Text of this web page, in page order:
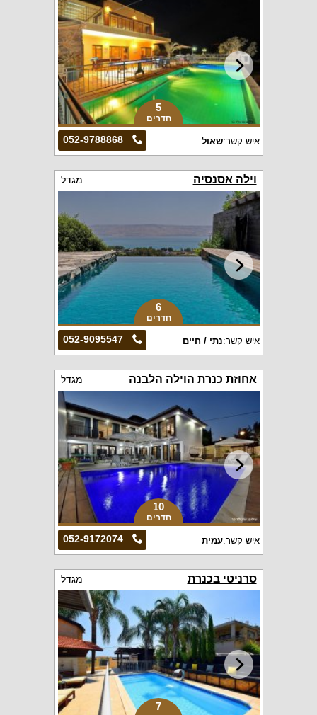
5
חדרים
052-9788868 איש קשר:שאול
וילה אסנסיה מגדל
6
חדרים
052-9095547 איש קשר:נתי / חיים
אחוזת כנרת הוילה הלבנה מגדל
10
חדרים
052-9172074 איש קשר:עמית
סרניטי בכנרת מגדל
7